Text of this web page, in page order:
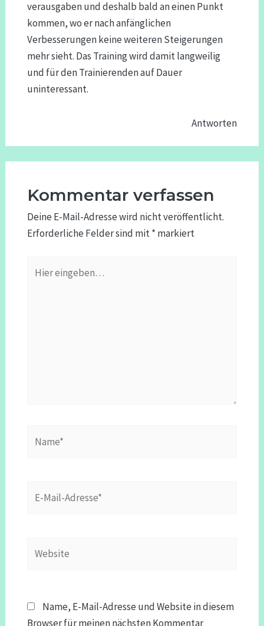
verausgaben und deshalb bald an einen Punkt
kommen, wo er nach anfänglichen
Verbesserungen keine weiteren Steigerungen
mehr sieht. Das Training wird damit langweilig
und für den Trainierenden auf Dauer
uninteressant.
Antworten
Kommentar verfassen
Deine E-Mail-Adresse wird nicht veröffentlicht.
Erforderliche Felder sind mit* markiert
eingeben…
Mail-
Name, E-Mail-Adresse und Website in diesem
Browser für meinen nächsten Kommentar